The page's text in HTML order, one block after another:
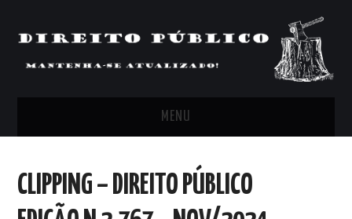
MENU
ARTIGOS, COMENTÁRIOS E PONTOS
CLIPPING – DIREITO PÚBLICO